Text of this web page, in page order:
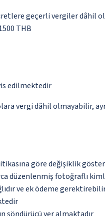
geçerli vergiler dâhil
THB
edilmektedir
vergi dâhil olmayabilir,
göre değişiklik
düzenlenmiş fotoğraflı
ve ek ödeme